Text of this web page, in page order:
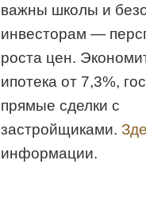
важны школы и
инвесторам —
роста цен.
ипотека от 7,3%,
прямые сделки с
застройщиками.
информации.